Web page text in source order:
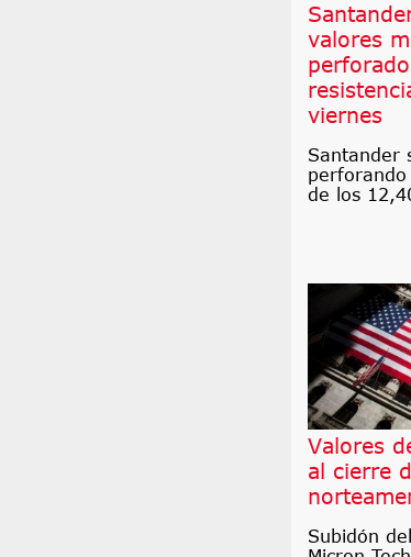
valores
perforado
viernes
Santander
perforando
de los
Valores
al cierre
Subidón